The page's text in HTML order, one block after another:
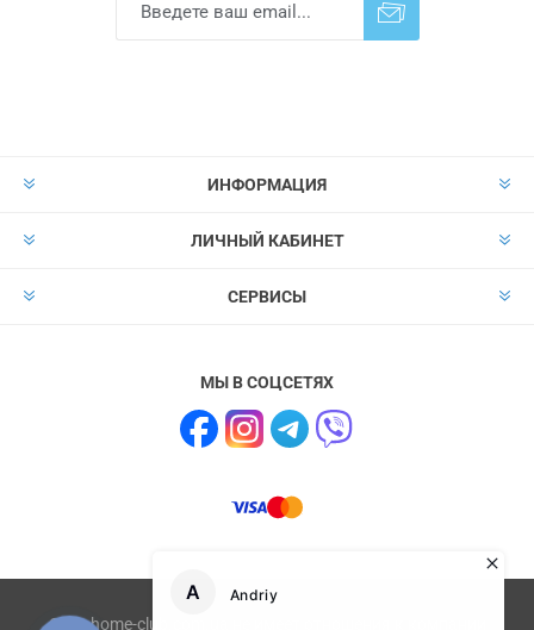
ИНФОРМАЦИЯ
ЛИЧНЫЙ КАБИНЕТ
СЕРВИСЫ
МЫ В СОЦСЕТЯХ
Сайт home-club.com.ua не имеет отношения к компании